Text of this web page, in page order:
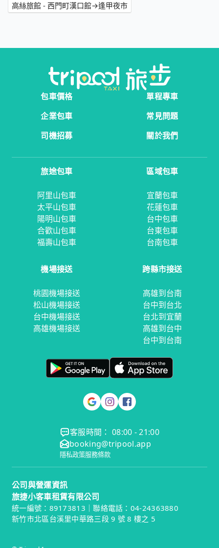
高絲旅館 - 西門町漢口館→逢甲夜市
包車價格
單程專車
企業包車
常見問題
司機招募
關於我們
旅途包車
阿里山包車
太平山包車
陽明山包車
合歡山包車
福壽山包車
區域包車
宜蘭包車
花蓮包車
台中包車
台東包車
台南包車
機場接送
桃園機場接送
松山機場接送
台中機場接送
高雄機場接送
跨縣市接送
高雄到台南
台中到台北
台北到宜蘭
高雄到台中
台中到台南
客服時間： 08:00 - 21:00
booking@tripool.app
隱私政策服務條款
公司與營運資訊
旅捷小客車租賃有限公司
統一編號：89173813｜聯絡電話：04-24363880
新竹市北區台溪里中華路三段 9 號 8 樓之 5